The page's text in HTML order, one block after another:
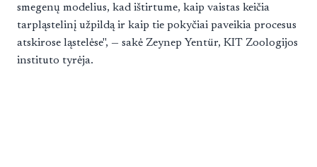
smegenų modelius, kad ištirtume, kaip vaistas keičia
tarpląstelinį užpildą ir kaip tie pokyčiai paveikia procesus
atskirose ląstelėse", — sakė Zeynep Yentür, KIT Zoologijos
instituto tyrėja.